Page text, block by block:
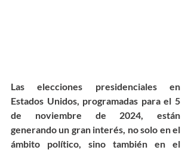
Las elecciones presidenciales en
Estados Unidos, programadas para el 5
de noviembre de 2024, están
generando un gran interés, no solo en el
ámbito político, sino también en el